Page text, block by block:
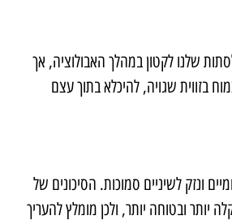
מאוחר יותר בדרך כלל מגיל 18 ועד 25. התפתחותו של האדם גרמה ללסתות שלנו לקטון במהלך האבולוציה, אך
בזווית שגויה, להיכלא בתוך עצם
ונזק לשיניים סמוכות. הסיכונים של
יותר ובטוחה יותר, ולכן מומלץ להעריך